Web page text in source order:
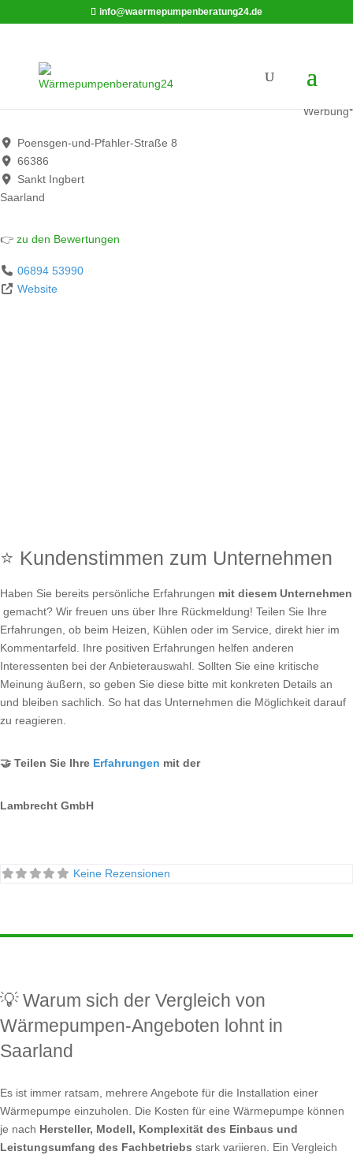
info@waermepumpenberatung24.de
Lambrecht GmbH
Werbung*
Poensgen-und-Pfahler-Straße 8
66386
Sankt Ingbert
Saarland
👉 zu den Bewertungen
06894 53990
Website
⭐ Kundenstimmen zum Unternehmen
Haben Sie bereits persönliche Erfahrungen mit diesem Unternehmen
gemacht? Wir freuen uns über Ihre Rückmeldung! Teilen Sie Ihre
Erfahrungen, ob beim Heizen, Kühlen oder im Service, direkt hier im
Kommentarfeld. Ihre positiven Erfahrungen helfen anderen
Interessenten bei der Anbieterauswahl. Sollten Sie eine kritische
Meinung äußern, so geben Sie diese bitte mit konkreten Details an
und bleiben sachlich. So hat das Unternehmen die Möglichkeit darauf
zu reagieren.
🤝 Teilen Sie Ihre Erfahrungen mit der
Lambrecht GmbH
Keine Rezensionen
💡 Warum sich der Vergleich von
Wärmepumpen-Angeboten lohnt in
Saarland
Es ist immer ratsam, mehrere Angebote für die Installation einer
Wärmepumpe einzuholen. Die Kosten für eine Wärmepumpe können
je nach Hersteller, Modell, Komplexität des Einbaus und
Leistungsumfang des Fachbetriebs stark variieren. Ein Vergleich